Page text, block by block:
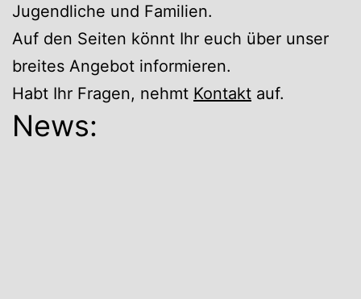
Jugendliche und Familien.
Auf den Seiten könnt Ihr euch über unser
breites Angebot informieren.
Habt Ihr Fragen, nehmt Kontakt auf.
News: